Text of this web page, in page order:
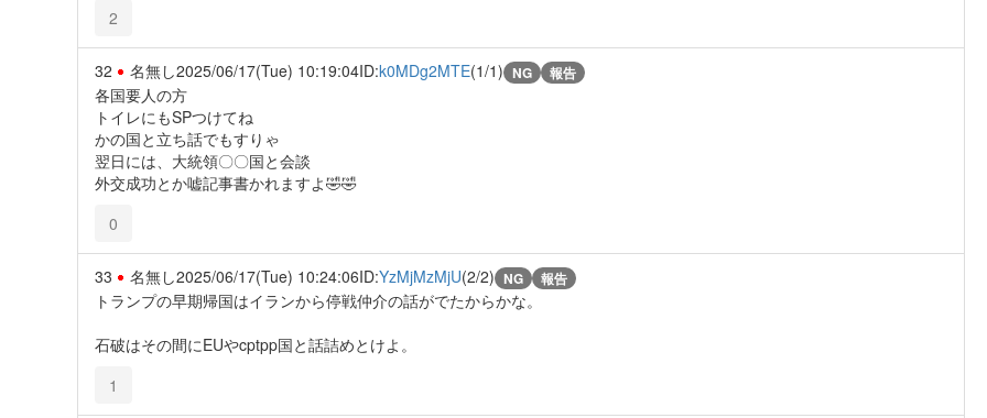
2
32 名無し2025/06/17(Tue) 10:19:04ID:k0MDg2MTE(1/1) NG 報告
各国要人の方
トイレにもSPつけてね
かの国と立ち話でもすりゃ
翌日には、大統領〇〇国と会談
外交成功とか嘘記事書かれますよ🤣🤣
0
33 名無し2025/06/17(Tue) 10:24:06ID:YzMjMzMjU(2/2) NG 報告
トランプの早期帰国はイランから停戦仲介の話がでたからかな。
石破はその間にEUやcptpp国と話詰めとけよ。
1